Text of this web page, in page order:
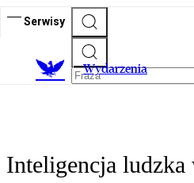
Serwisy
Wydarzenia
Inteligencja ludzka